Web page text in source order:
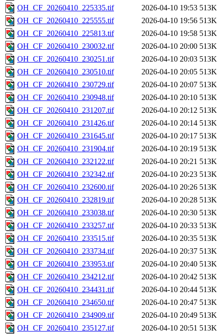
OH_CF_20260410_225335.tif
2026-04-10 19:53 513K
OH_CF_20260410_225555.tif
2026-04-10 19:56 513K
OH_CF_20260410_225813.tif
2026-04-10 19:58 513K
OH_CF_20260410_230032.tif
2026-04-10 20:00 513K
OH_CF_20260410_230251.tif
2026-04-10 20:03 513K
OH_CF_20260410_230510.tif
2026-04-10 20:05 513K
OH_CF_20260410_230729.tif
2026-04-10 20:07 513K
OH_CF_20260410_230948.tif
2026-04-10 20:10 513K
OH_CF_20260410_231207.tif
2026-04-10 20:12 513K
OH_CF_20260410_231426.tif
2026-04-10 20:14 513K
OH_CF_20260410_231645.tif
2026-04-10 20:17 513K
OH_CF_20260410_231904.tif
2026-04-10 20:19 513K
OH_CF_20260410_232122.tif
2026-04-10 20:21 513K
OH_CF_20260410_232342.tif
2026-04-10 20:23 513K
OH_CF_20260410_232600.tif
2026-04-10 20:26 513K
OH_CF_20260410_232819.tif
2026-04-10 20:28 513K
OH_CF_20260410_233038.tif
2026-04-10 20:30 513K
OH_CF_20260410_233257.tif
2026-04-10 20:33 513K
OH_CF_20260410_233515.tif
2026-04-10 20:35 513K
OH_CF_20260410_233734.tif
2026-04-10 20:37 513K
OH_CF_20260410_233953.tif
2026-04-10 20:40 513K
OH_CF_20260410_234212.tif
2026-04-10 20:42 513K
OH_CF_20260410_234431.tif
2026-04-10 20:44 513K
OH_CF_20260410_234650.tif
2026-04-10 20:47 513K
OH_CF_20260410_234909.tif
2026-04-10 20:49 513K
OH_CF_20260410_235127.tif
2026-04-10 20:51 513K